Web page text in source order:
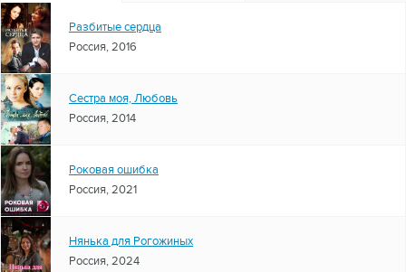
Разбитые сердца
Россия, 2016
Сестра моя, Любовь
Россия, 2014
Роковая ошибка
Россия, 2021
Нянька для Рогожиных
Россия, 2024